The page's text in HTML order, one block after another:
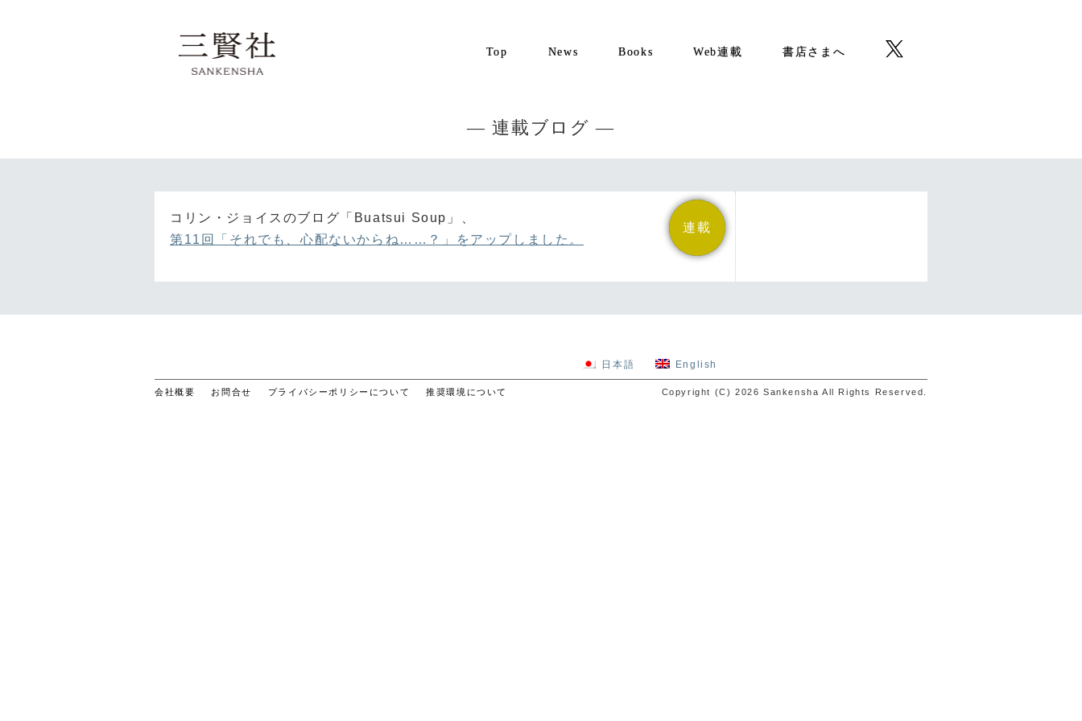
Top News Books Web連載 書店さまへ
— 連載ブログ —
日本語 English
コリン・ジョイスのブログ「Buatsui Soup」、
第11回「それでも、心配ないからね……？」をアップしました。
お知らせ
連載
会社概要 お問合せ プライバシーポリシーについて 推奨環境について Copyright (C) 2026 Sankensha All Rights Reserved.